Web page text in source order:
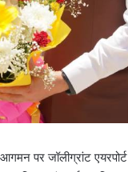
पर जॉलीग्रांट एयरपोर्ट